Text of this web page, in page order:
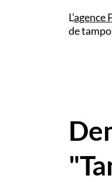
L’agence
de